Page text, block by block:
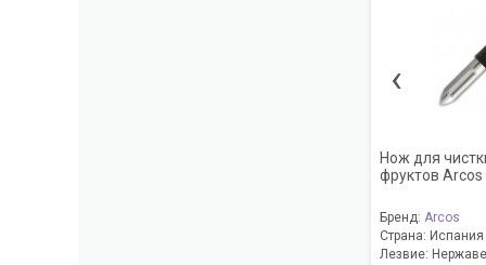
‹
Нож для
фруктов
Бренд: Arcos
Страна: Испания
Лезвие: